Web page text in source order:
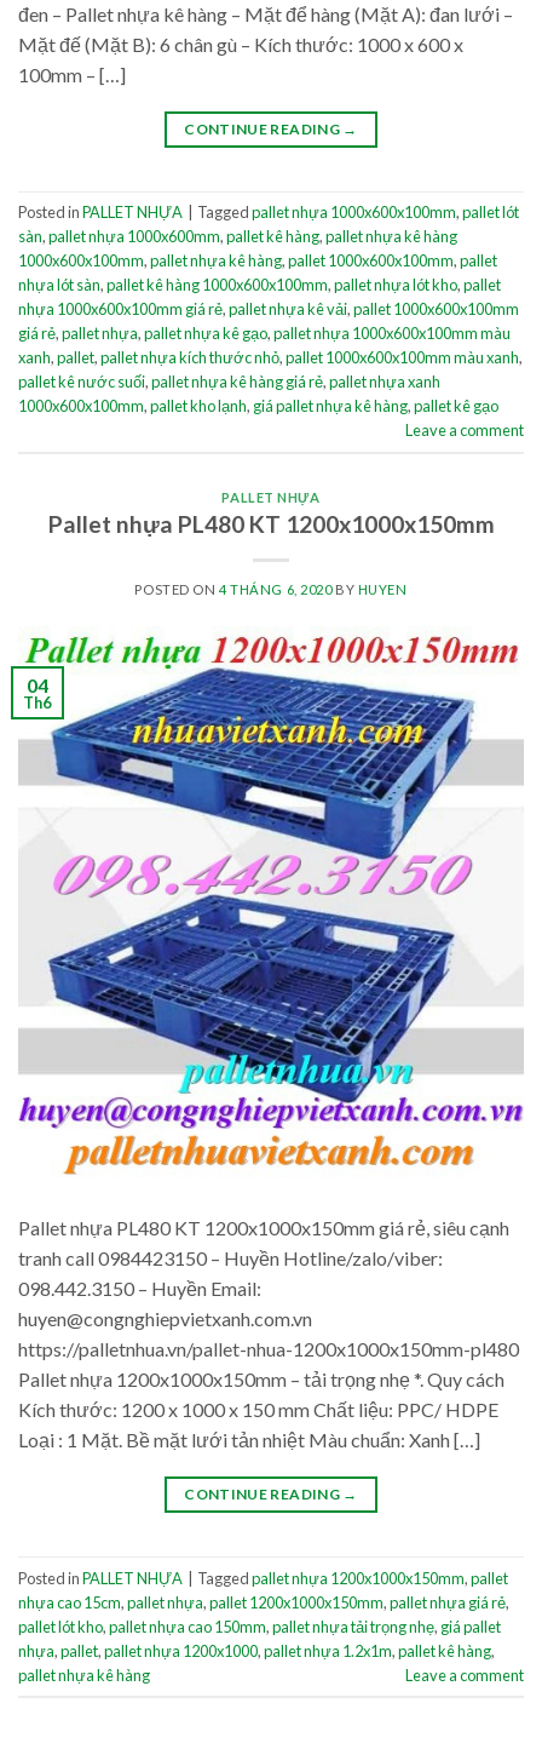
đen – Pallet nhựa kê hàng – Mặt để hàng (Mặt A): đan lưới –
Mặt đế (Mặt B): 6 chân gù – Kích thước: 1000 x 600 x
100mm – […]
CONTINUE READING →
Posted inPALLET NHỰA Taggedpallet nhựa 1000x600x100mm,pallet lót
sàn,pallet nhựa 1000x600mm,pallet kê hàng,pallet nhựa kê hàng
1000x600x100mm,pallet nhựa kê hàng,pallet 1000x600x100mm,pallet
nhựa lót sàn,pallet kê hàng 1000x600x100mm,pallet nhựa lót kho,pallet
nhựa 1000x600x100mm giá rẻ,pallet nhựa kê vải,pallet 1000x600x100mm
giá rẻ,pallet nhựa,pallet nhựa kê gạo,pallet nhựa 1000x600x100mm màu
xanh,pallet,pallet nhựa kích thước nhỏ,pallet 1000x600x100mm màu xanh,
pallet kê nước suối,pallet nhựa kê hàng giá rẻ,pallet nhựa xanh
1000x600x100mm,pallet kho lạnh, giá pallet nhựa kê hàng,pallet kê gạo
Leave a comment
PALLET NHỰA
Pallet nhựa PL480 KT 1200x1000x150mm
POSTED ON4 THÁNG 6, 2020BY HUYEN
04
Th6
Pallet nhựa PL480 KT 1200x1000x150mm giá rẻ, siêu cạnh
tranh call 0984423150 – Huyền Hotline/zalo/viber:
098.442.3150 – Huyền Email:
huyen@congnghiepvietxanh.com.vn
https://palletnhua.vn/pallet-nhua-1200x1000x150mm-pl480
Pallet nhựa 1200x1000x150mm – tải trọng nhẹ *. Quy cách
Kích thước: 1200 x 1000 x 150 mm Chất liệu: PPC/ HDPE
Loại : 1 Mặt. Bề mặt lưới tản nhiệt Màu chuẩn: Xanh […]
CONTINUE READING →
Posted inPALLET NHỰA Taggedpallet nhựa 1200x1000x150mm,pallet
nhựa cao 15cm,pallet nhựa,pallet 1200x1000x150mm,pallet nhựa giá rẻ,
pallet lót kho,pallet nhựa cao 150mm,pallet nhựa tải trọng nhẹ, giá pallet
nhựa,pallet,pallet nhựa 1200x1000,pallet nhựa 1.2x1m,pallet kê hàng,
pallet nhựa kê hàng
Leave a comment